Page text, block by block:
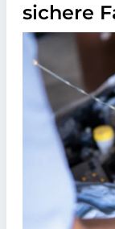
sichere